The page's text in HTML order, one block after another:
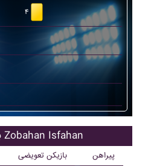
۴
بازیکنان اصلی Zobahan Isfahan
بازیکن تعویضی پیراهن